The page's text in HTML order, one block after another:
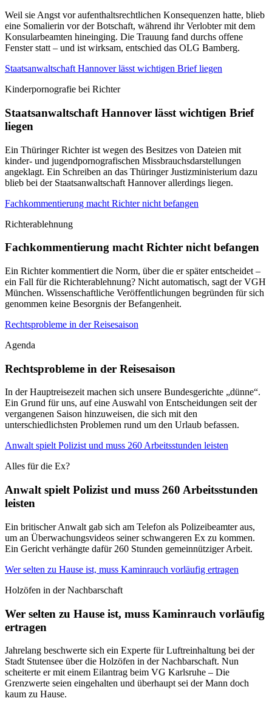
Weil sie Angst vor aufenthaltsrechtlichen Konsequenzen hatte, blieb
eine Somalierin vor der Botschaft, während ihr Verlobter mit dem
Konsularbeamten hineinging. Die Trauung fand durchs offene
Fenster statt – und ist wirksam, entschied das OLG Bamberg.
Staatsanwaltschaft Hannover lässt wichtigen Brief liegen
Kinderpornografie bei Richter
Staatsanwaltschaft Hannover lässt wichtigen Brief
liegen
Ein Thüringer Richter ist wegen des Besitzes von Dateien mit
kinder- und jugendpornografischen Missbrauchsdarstellungen
angeklagt. Ein Schreiben an das Thüringer Justizministerium dazu
blieb bei der Staatsanwaltschaft Hannover allerdings liegen.
Fachkommentierung macht Richter nicht befangen
Richterablehnung
Fachkommentierung macht Richter nicht befangen
Ein Richter kommentiert die Norm, über die er später entscheidet –
ein Fall für die Richterablehnung? Nicht automatisch, sagt der VGH
München. Wissenschaftliche Veröffentlichungen begründen für sich
genommen keine Besorgnis der Befangenheit.
Rechtsprobleme in der Reisesaison
Agenda
Rechtsprobleme in der Reisesaison
In der Hauptreisezeit machen sich unsere Bundesgerichte „dünne“.
Ein Grund für uns, auf eine Auswahl von Entscheidungen seit der
vergangenen Saison hinzuweisen, die sich mit den
unterschiedlichsten Problemen rund um den Urlaub befassen.
Anwalt spielt Polizist und muss 260 Arbeitsstunden leisten
Alles für die Ex?
Anwalt spielt Polizist und muss 260 Arbeitsstunden
leisten
Ein britischer Anwalt gab sich am Telefon als Polizeibeamter aus,
um an Überwachungsvideos seiner schwangeren Ex zu kommen.
Ein Gericht verhängte dafür 260 Stunden gemeinnütziger Arbeit.
Wer selten zu Hause ist, muss Kaminrauch vorläufig ertragen
Holzöfen in der Nachbarschaft
Wer selten zu Hause ist, muss Kaminrauch vorläufig
ertragen
Jahrelang beschwerte sich ein Experte für Luftreinhaltung bei der
Stadt Stutensee über die Holzöfen in der Nachbarschaft. Nun
scheiterte er mit einem Eilantrag beim VG Karlsruhe – Die
Grenzwerte seien eingehalten und überhaupt sei der Mann doch
kaum zu Hause.